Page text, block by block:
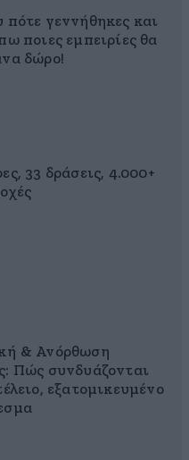
πότε γεννήθηκες και
ποιες εμπειρίες θα
δώρο!
33 δράσεις, 4.000+
& Ανόρθωση
Πώς συνδυάζονται
εξατομικευμένο